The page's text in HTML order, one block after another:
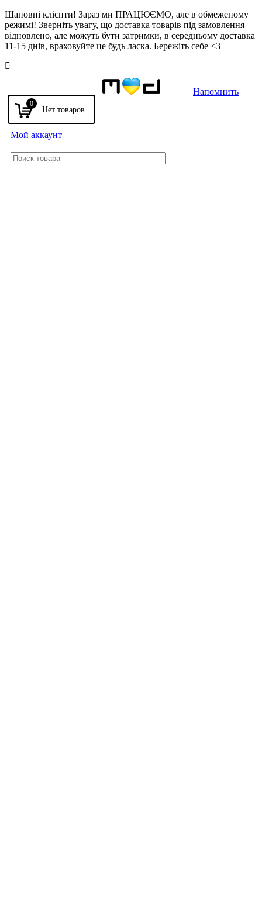
Шановні клієнти! Зараз ми ПРАЦЮЄМО, але в обмеженому
режимі! Зверніть увагу, що доставка товарів під замовлення
відновлено, але можуть бути затримки, в середньому доставка
11-15 днів, враховуйте це будь ласка. Бережіть себе <3
0
Мой аккаунт
Напомнить